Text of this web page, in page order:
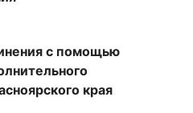
с помощью
края